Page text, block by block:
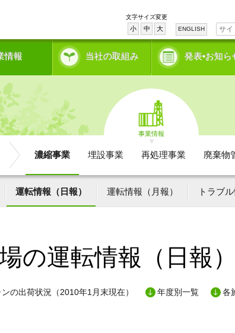
文字サイズ変更
小 中 大 ENGLISH
情報 当社の取組み 発表•お知ら
事業情報
濃縮事業 埋設事業 再処理事業 廃棄物
運転情報（日報） 運転情報（月報） トラブ
の運転情報（日報）
の出荷状況（2010年1月末現在） 年度別一覧 各